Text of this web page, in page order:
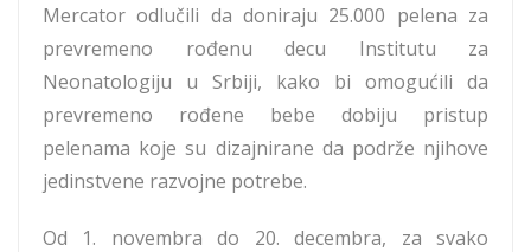
Mercator odlučili da doniraju 25.000 pelena za
prevremeno rođenu decu Institutu za
Neonatologiju u Srbiji, kako bi omogućili da
prevremeno rođene bebe dobiju pristup
pelenama koje su dizajnirane da podrže njihove
jedinstvene razvojne potrebe.
Od 1. novembra do 20. decembra, za svako